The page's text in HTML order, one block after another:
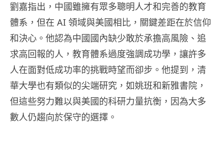
劉嘉指出，中國雖擁有眾多聰明人才和完善的教育
體系，但在 AI 領域與美國相比，關鍵差距在於信仰
和決心。他認為中國國內缺少敢於承擔高風險、追
求高回報的人，教育體系過度強調成功學，讓許多
人在面對低成功率的挑戰時望而卻步。他提到，清
華大學也有類似的尖端研究，如姚班和新雅書院，
但這些努力難以與美國的科研力量抗衡，因為大多
數人仍趨向於保守的選擇。